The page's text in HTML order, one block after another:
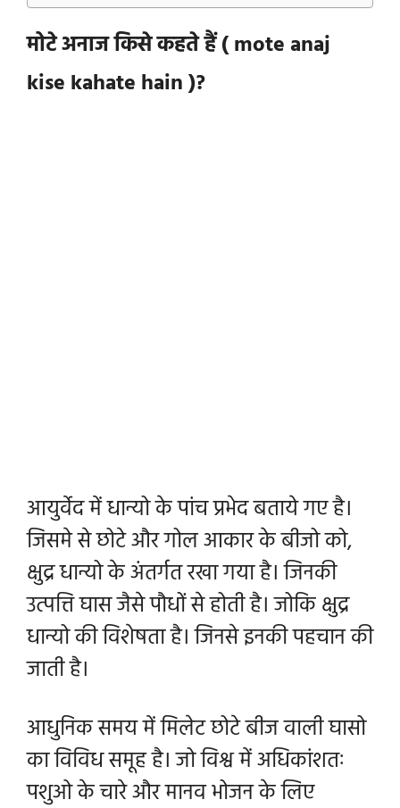
मोटे अनाज किसे कहते हैं ( mote anaj
kise kahate hain )?
आयुर्वेद में धान्यो के पांच प्रभेद बताये गए है।
जिसमे से छोटे और गोल आकार के बीजो को,
क्षुद्र धान्यो के अंतर्गत रखा गया है। जिनकी
उत्पत्ति घास जैसे पौधों से होती है। जोकि क्षुद्र
धान्यो की विशेषता है। जिनसे इनकी पहचान की
जाती है।
आधुनिक समय में मिलेट छोटे बीज वाली घासो
का विविध समूह है। जो विश्व में अधिकांशतः
पशुओ के चारे और मानव भोजन के लिए